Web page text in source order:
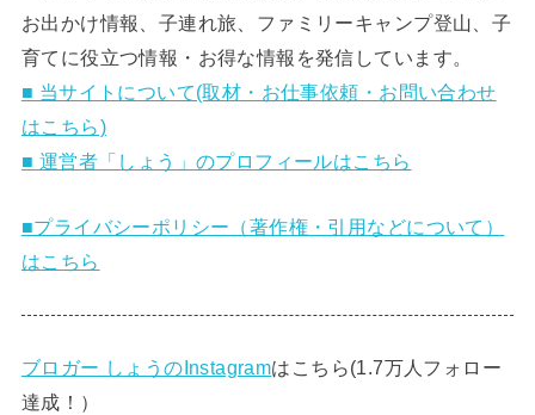
お出かけ情報、子連れ旅、ファミリーキャンプ登山、子
育てに役立つ情報・お得な情報を発信しています。
■ 当サイトについて(取材・お仕事依頼・お問い合わせ
はこちら)
■ 運営者「しょう」のプロフィールはこちら
■プライバシーポリシー（著作権・引用などについて）
はこちら
ブロガー しょうのInstagramはこちら(1.7万人フォロー
達成！）